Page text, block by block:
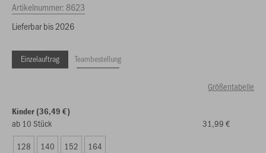
Artikelnummer:8623
Lieferbar bis 2026
Einzelauftrag Teambestellung
Größentabelle
Kinder (36,49 €)
ab 10 Stück
31,99 €
128
140 152 164